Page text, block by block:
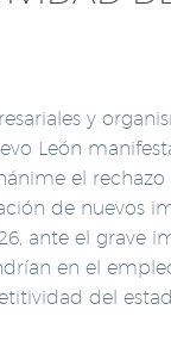
y
León
el
de nuevos
ante el grave
en el
del